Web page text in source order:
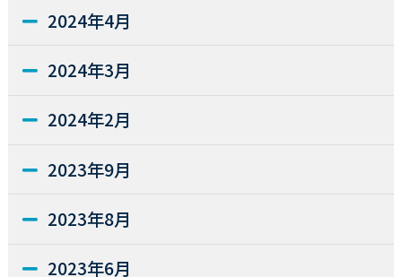
2024年4月
2024年3月
2024年2月
2023年9月
2023年8月
2023年6月